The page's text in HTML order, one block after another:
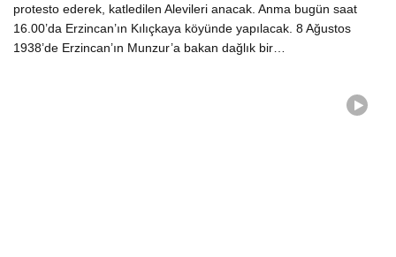
protesto ederek, katledilen Alevileri anacak. Anma bugün saat
16.00’da Erzincan’ın Kılıçkaya köyünde yapılacak. 8 Ağustos
1938’de Erzincan’ın Munzur’a bakan dağlık bir…